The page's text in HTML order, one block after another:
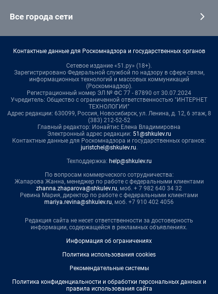
Все города сети
Контактные данные для Роскомнадзора и государственных органов
Сетевое издание «51.ру» (18+).
Зарегистрировано Федеральной службой по надзору в сфере связи,
информационных технологий и массовых коммуникаций
(Роскомнадзор).
Регистрационный номер ЭЛ № ФС 77 - 87890 от 30.07.2024
Учредитель: Общество с ограниченной ответственностью "ИНТЕРНЕТ
ТЕХНОЛОГИИ"
Адрес редакции: 630099, Россия, Новосибирск, ул. Ленина, д. 12, 6 этаж, 8
(383) 212-52-52
Главный редактор: Ионайтис Елена Владимировна
Электронный адрес редакции: 51@shkulev.ru
Контактные данные для Роскомнадзора и государственных органов:
juristchel@shkulev.ru.
Техподдержка: help@shkulev.ru
По вопросам коммерческого сотрудничества:
Жапарова Жанна, менеджер по работе с федеральными клиентами
zhanna.zhaparova@shkulev.ru, моб. + 7 982 640 34 32
Ревина Мария, директор по работе с федеральными клиентами
mariya.revina@shkulev.ru, моб. +7 910 402 4056
Редакция сайта не несет ответственности за достоверность
информации, содержащейся в рекламных объявлениях.
Информация об ограничениях
Политика использования cookies
Рекомендательные системы
Политика конфиденциальности и обработки персональных данных и
правила использования сайта